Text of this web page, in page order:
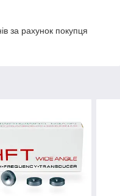
за рахунок покупця